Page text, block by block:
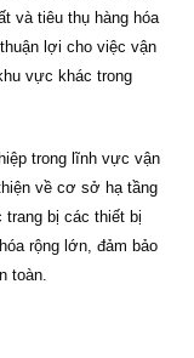
và tiêu thụ hàng hóa
lợi cho việc vận
vực khác trong
trong lĩnh vực vận
về cơ sở hạ tầng
trang bị các thiết bị
rộng lớn, đảm bảo
toàn.